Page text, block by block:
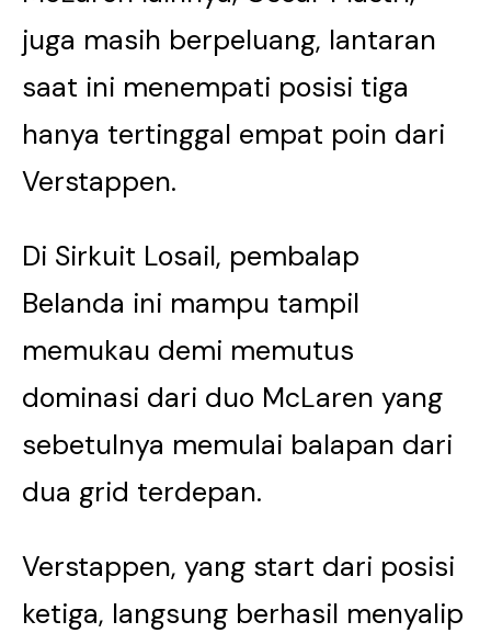
juga masih berpeluang, lantaran
saat ini menempati posisi tiga
hanya tertinggal empat poin dari
Verstappen.
Di Sirkuit Losail, pembalap
Belanda ini mampu tampil
memukau demi memutus
dominasi dari duo McLaren yang
sebetulnya memulai balapan dari
dua grid terdepan.
Verstappen, yang start dari posisi
ketiga, langsung berhasil menyalip